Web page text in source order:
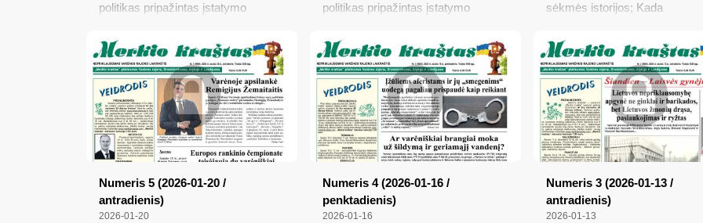
politikas pripažintas įstatymo
– net kolumbariumas kremuotiems
palaikams laidoti; Algimantas Rokas
Černiauskas: „Mano mintys jau yra
ne vien apie kūrybą ir rankdarbius“
politikas pripažintas įstatymo
žada skirti beveik pusę milijono
eurų; Saulės nuausta gyvenimo
juosta; Muzikos mokytoja iš
Nedzingės
sėkmės istorijos; Kada
sąskaitose gali išaugti 2-4
Gyventojus internete masiškai
atakuoja „botai“ ir „troliai“
Numeris 5 (2026-01-20 /
antradienis)
2026-01-20
Numeris 4 (2026-01-16 /
penktadienis)
2026-01-16
Numeris 3 (2026-01-13 /
antradienis)
2026-01-13